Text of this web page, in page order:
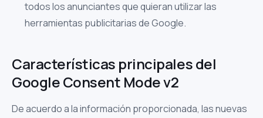
todos los anunciantes que quieran utilizar las
herramientas publicitarias de Google.
Características principales del
Google Consent Mode v2
De acuerdo a la información proporcionada, las nuevas